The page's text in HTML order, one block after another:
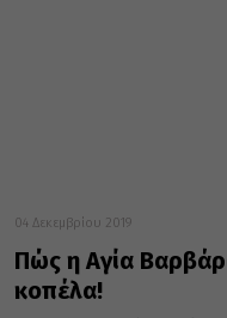
04 Δεκεμβρίου 2019
Πώς η Αγία
κοπέλα!